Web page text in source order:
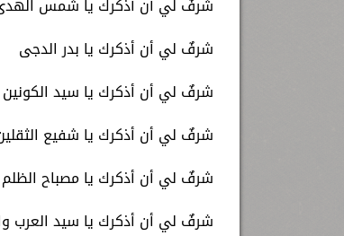
شرفٌ لي أن أذكرك يا شمس
شرفٌ لي أن أذكرك يا بدر الدجى
شرفٌ لي أن أذكرك يا سيد الكونين
شرفٌ لي أن أذكرك يا شفيع
شرفٌ لي أن أذكرك يا مصباح الظلم
شرفٌ لي أن أذكرك يا سيد العرب